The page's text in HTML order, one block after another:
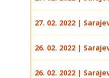
27. 02. 2022 |
26. 02. 2022 |
26. 02. 2022 |